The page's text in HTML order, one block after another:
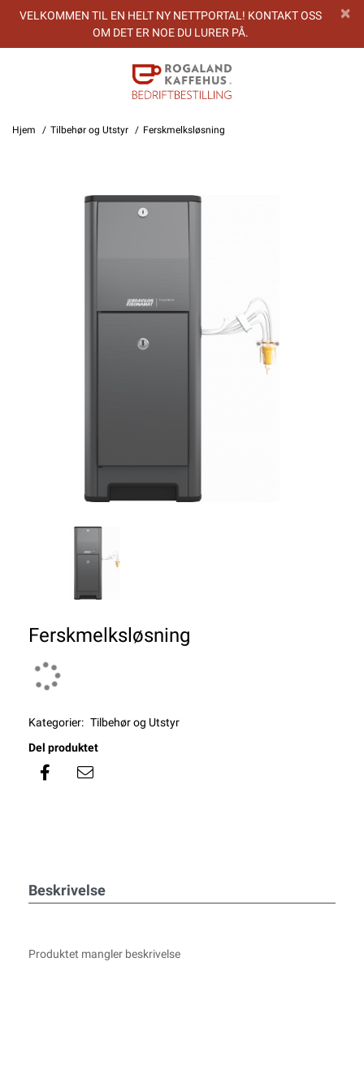
VELKOMMEN TIL EN HELT NY NETTPORTAL! KONTAKT OSS
OM DET ER NOE DU LURER PÅ.
Hjem Tilbehør og Utstyr Ferskmelksløsning
Ferskmelksløsning
Kategorier: Tilbehør og Utstyr
Del produktet
Beskrivelse
Produktet mangler beskrivelse